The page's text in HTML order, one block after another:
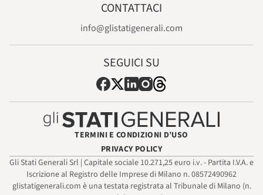
CONTATTACI
info@glistatigenerali.com
SEGUICI SU
TERMINI E CONDIZIONI D’USO
PRIVACY POLICY
Gli Stati Generali Srl | Capitale sociale 10.271,25 euro i.v. - Partita I.V.A. e
Iscrizione al Registro delle Imprese di Milano n. 08572490962
glistatigenerali.com è una testata registrata al Tribunale di Milano (n.